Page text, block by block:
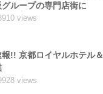
グループの専門店街に
views
報!! 京都ロイヤルホテル
views